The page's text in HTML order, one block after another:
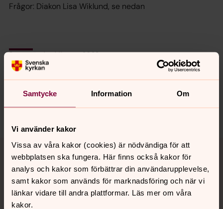
Samtycke Information Om
Vi använder kakor
Vissa av våra kakor (cookies) är nödvändiga för att
webbplatsen ska fungera. Här finns också kakor för
analys och kakor som förbättrar din användarupplevelse,
samt kakor som används för marknadsföring och när vi
länkar vidare till andra plattformar. Läs mer om våra
kakor.
Frågor: Diakon Lisa Wiklund, se nedan
Senast ändrad 11 mars 2022
Synpunkter eller frågor på sidans
innehåll?
orbyskeneforsamling@svenskakyrkan.se
Dela
Tillbaka till toppen
Tillbaka till innehållet
Kontakt